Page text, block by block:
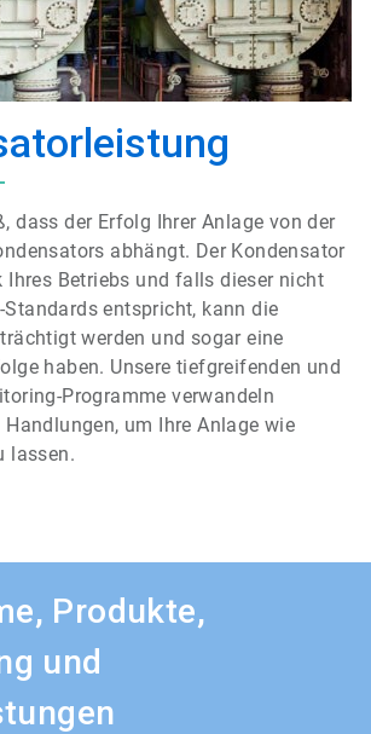
dass der Erfolg Ihrer Anlage von der
abhängt. Der Kondensator
Ihres Betriebs und falls dieser nicht
Standards entspricht, kann die
werden und sogar eine
haben. Unsere tiefgreifenden und
Programme verwandeln
um Ihre Anlage wie
lassen.
Produkte,
und